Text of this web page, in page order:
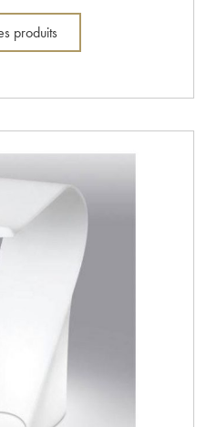
produits